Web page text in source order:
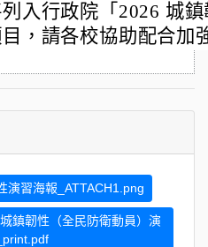
入行政院「2026 城
，請各校協助配合加
演習海報_ATTACH1.png
鎮韌性（全民防衛動員）演